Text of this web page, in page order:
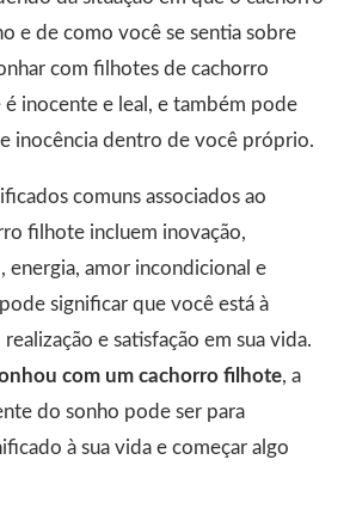
e de como você se sentia sobre
com filhotes de cachorro
inocente e leal, e também pode
inocência dentro de você próprio.
comuns associados ao
filhote incluem inovação,
energia, amor incondicional e
significar que você está à
e satisfação em sua vida.
com um cachorro filhote, a
do sonho pode ser para
à sua vida e começar algo